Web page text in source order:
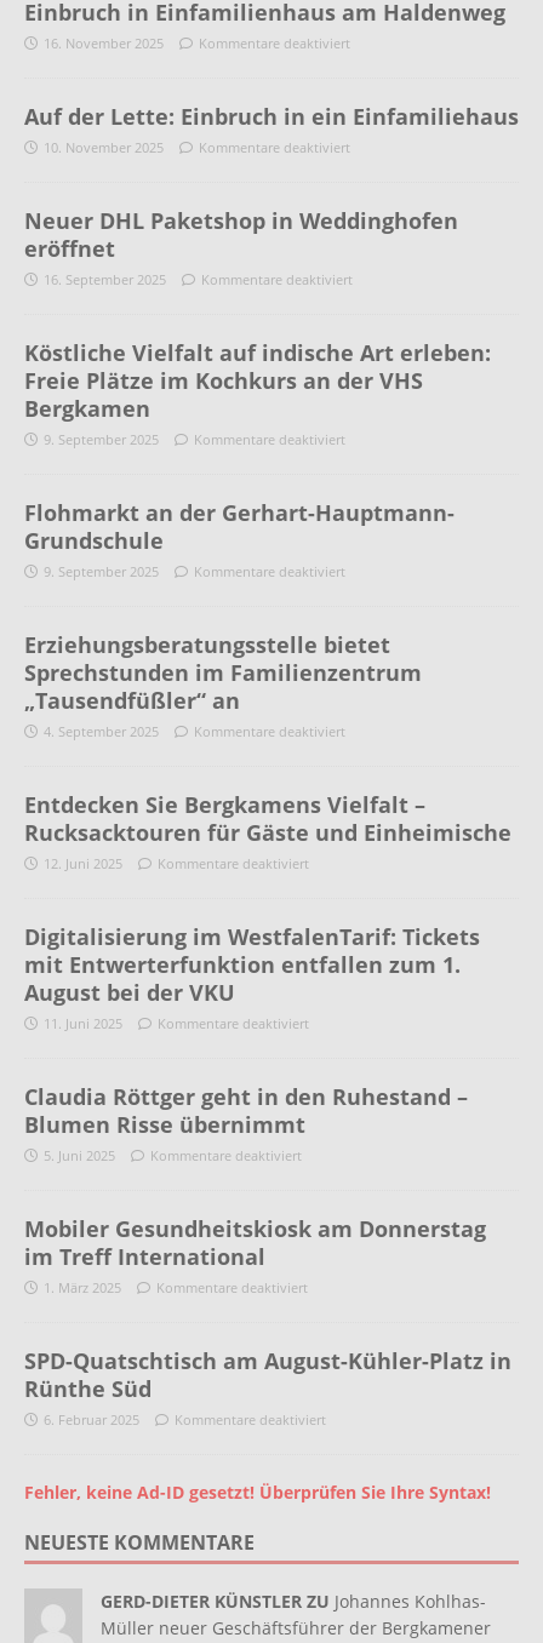
Einbruch in Einfamilienhaus am Haldenweg
16. November 2025 Kommentare deaktiviert
Auf der Lette: Einbruch in ein Einfamiliehaus
10. November 2025 Kommentare deaktiviert
Neuer DHL Paketshop in Weddinghofen
eröffnet
16. September 2025 Kommentare deaktiviert
Köstliche Vielfalt auf indische Art erleben:
Freie Plätze im Kochkurs an der VHS
Bergkamen
9. September 2025 Kommentare deaktiviert
Flohmarkt an der Gerhart-Hauptmann-
Grundschule
9. September 2025 Kommentare deaktiviert
Erziehungsberatungsstelle bietet
Sprechstunden im Familienzentrum
„Tausendfüßler“ an
4. September 2025 Kommentare deaktiviert
Entdecken Sie Bergkamens Vielfalt –
Rucksacktouren für Gäste und Einheimische
12. Juni 2025 Kommentare deaktiviert
Digitalisierung im WestfalenTarif: Tickets
mit Entwerterfunktion entfallen zum 1.
August bei der VKU
11. Juni 2025 Kommentare deaktiviert
Claudia Röttger geht in den Ruhestand –
Blumen Risse übernimmt
5. Juni 2025 Kommentare deaktiviert
Mobiler Gesundheitskiosk am Donnerstag
im Treff International
1. März 2025 Kommentare deaktiviert
SPD-Quatschtisch am August-Kühler-Platz in
Rünthe Süd
6. Februar 2025 Kommentare deaktiviert
Fehler, keine Ad-ID gesetzt! Überprüfen Sie Ihre Syntax!
NEUESTE KOMMENTARE
GERD-DIETER KÜNSTLER ZU Johannes Kohlhas-
Müller neuer Geschäftsführer der Bergkamener